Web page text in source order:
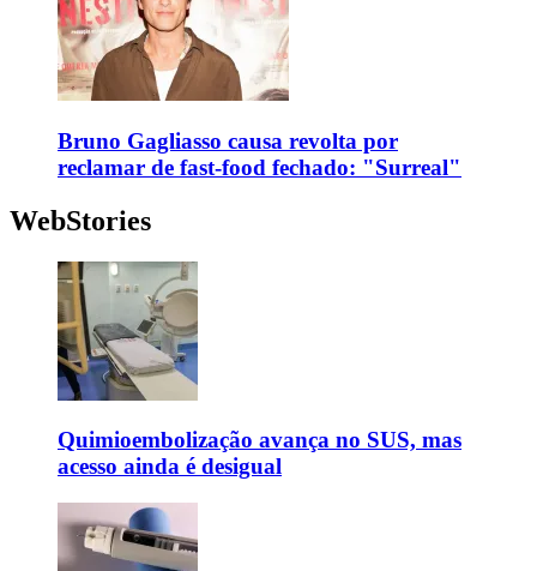
Bruno Gagliasso causa revolta por
reclamar de fast-food fechado: "Surreal"
WebStories
Quimioembolização avança no SUS, mas
acesso ainda é desigual